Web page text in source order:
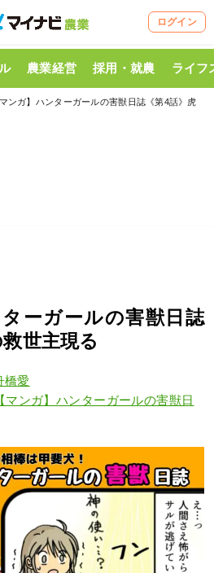
ログイン
農業経営 採用・就農 ライフ
ンガ】ハンターガールの害獣日誌《第4話》虎
ターガールの害獣日誌
救世主現る
橋愛
【マンガ】ハンターガールの害獣日